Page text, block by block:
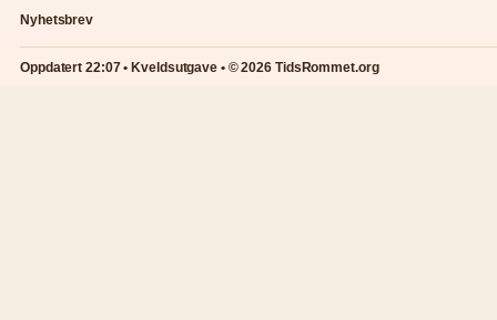
Nyhetsbrev
Oppdatert 22:07 • Kveldsutgave • © 2026 TidsRommet.org